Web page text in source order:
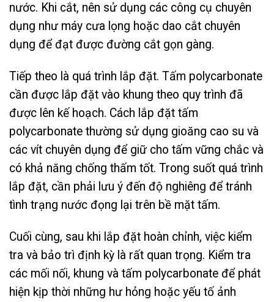
nước. Khi cắt, nên sử dụng các công cụ chuyên
dụng như máy cưa lọng hoặc dao cắt chuyên
dụng để đạt được đường cắt gọn gàng.
Tiếp theo là quá trình lắp đặt. Tấm polycarbonate
cần được lắp đặt vào khung theo quy trình đã
được lên kế hoạch. Cách lắp đặt tấm
polycarbonate thường sử dụng gioăng cao su và
các vít chuyên dụng để giữ cho tấm vững chắc và
có khả năng chống thấm tốt. Trong suốt quá trình
lắp đặt, cần phải lưu ý đến độ nghiêng để tránh
tình trạng nước đọng lại trên bề mặt tấm.
Cuối cùng, sau khi lắp đặt hoàn chỉnh, việc kiểm
tra và bảo trì định kỳ là rất quan trọng. Kiểm tra
các mối nối, khung và tấm polycarbonate để phát
hiện kịp thời những hư hỏng hoặc yếu tố ảnh